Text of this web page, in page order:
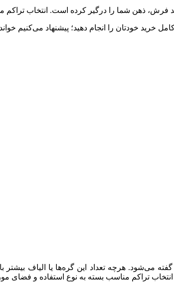
ذهن شما را درگیر کرده است. انتخاب تراکم
خرید خودتان را انجام دهید؛ پیشنهاد می‌کنیم
می‌شود. هرچه تعداد این گره‌ها یا الیاف بیشتر
تراکم مناسب بسته به نوع استفاده و فضای